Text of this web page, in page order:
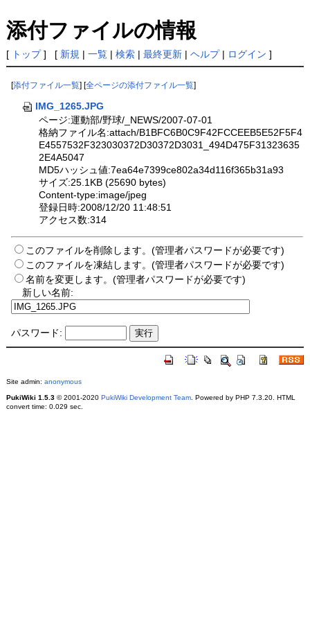
添付ファイルの情報
[ トップ] [ 新規 | 一覧| 検索| 最終更新| ヘルプ| ログイン ]
[添付ファイル一覧] [全ページの添付ファイル一覧]
IMG_1265.JPG
ページ:運動部/野球/_NEWS/2007-07-01
格納ファイル名:attach/B1BFC6B0C9F42FCCEEB5E52F5F4
E4557532F323030372D30372D3031_494D475F31323635
2E4A5047
MD5ハッシュ値:7ea64e7399ce802a34d116f365b31a93
サイズ:25.1KB (25690 bytes)
Content-type:image/jpeg
登録日時:2008/12/20 11:48:51
アクセス数:314
このファイルを削除します。(管理者パスワードが必要です)
このファイルを凍結します。(管理者パスワードが必要です)
名前を変更します。(管理者パスワードが必要です)
新しい名前:
パスワード:
Site admin: anonymous
PukiWiki 1.5.3© 2001-2020 PukiWiki Development Team. Powered by PHP 7.3.20. HTML
convert time: 0.029 sec.